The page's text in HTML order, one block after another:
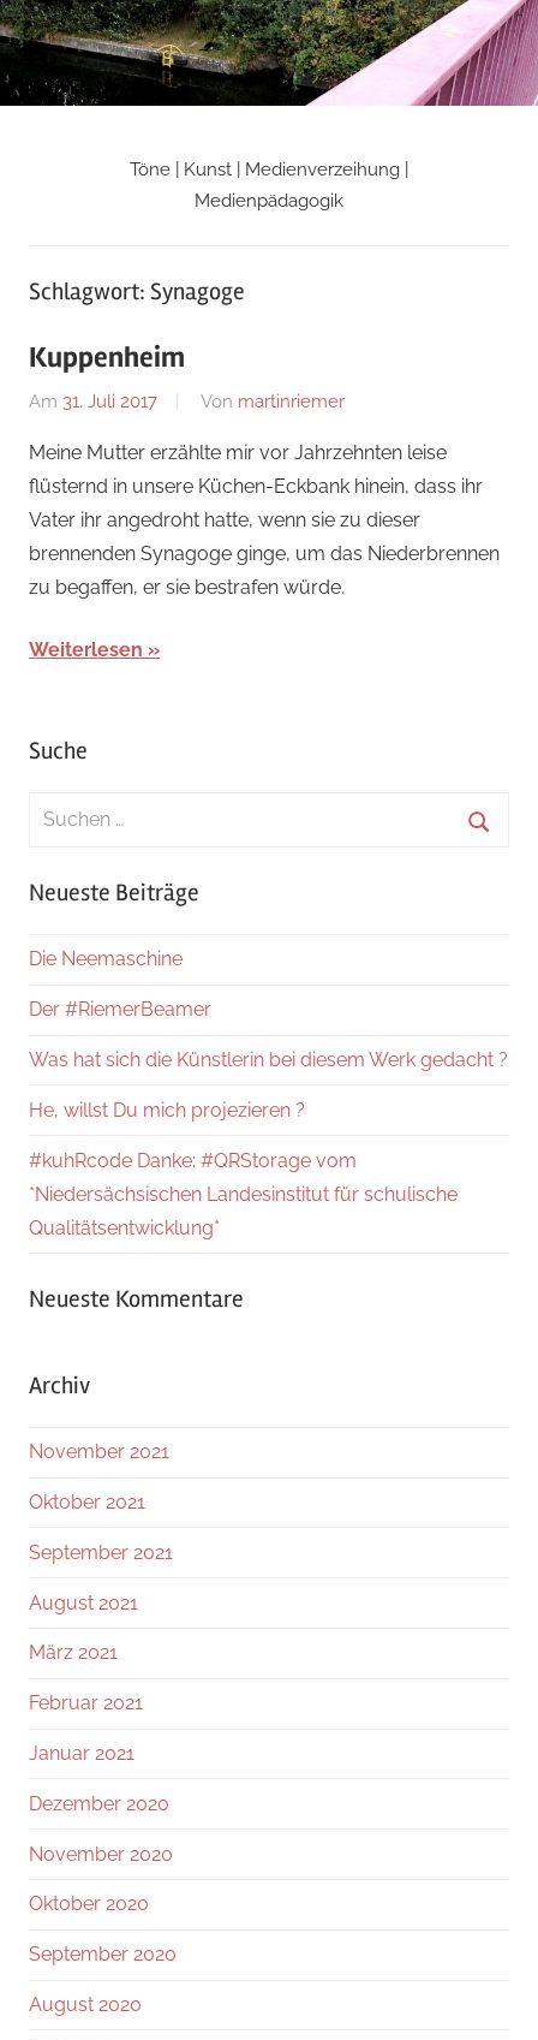
Zum
Inhalt
springen
Martin
Blog
Töne | Kunst | Medienverzeihung |
Medienpädagogik
Schlagwort: Synagoge
Kuppenheim
Am 31. Juli 2017 Von martinriemer
Meine Mutter erzählte mir vor Jahrzehnten leise
flüsternd in unsere Küchen-Eckbank hinein, dass ihr
Vater ihr angedroht hatte, wenn sie zu dieser
brennenden Synagoge ginge, um das Niederbrennen
zu begaffen, er sie bestrafen würde.
Weiterlesen
Suche
Suchen
Neueste Beiträge
Die Neemaschine
Der #RiemerBeamer
Was hat sich die Künstlerin bei diesem Werk gedacht ?
He, willst Du mich projezieren ?
#kuhRcode Danke: #QRStorage vom
*Niedersächsischen Landesinstitut für schulische
Qualitätsentwicklung*
Neueste Kommentare
Archiv
November 2021
Oktober 2021
September 2021
August 2021
März 2021
Februar 2021
Januar 2021
Dezember 2020
November 2020
Oktober 2020
September 2020
August 2020